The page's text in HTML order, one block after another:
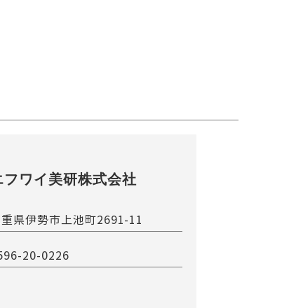
フワイ美研株式会社
県伊勢市上池町2691-11
20-0226